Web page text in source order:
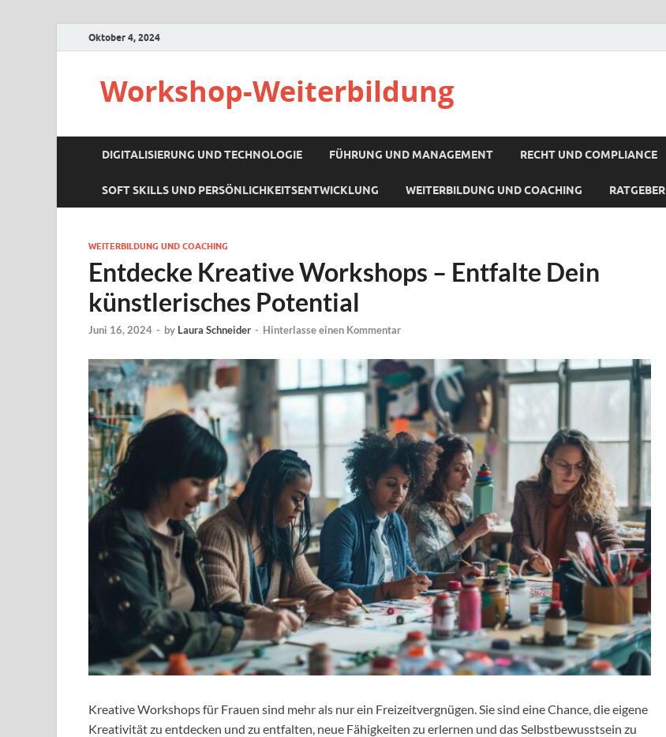
Oktober 4, 2024
Workshop-Weiterbildung
DIGITALISIERUNG UND TECHNOLOGIE FÜHRUNG UND MANAGEMENT RECHT UND COMPLIANCE
SOFT SKILLS UND PERSÖNLICHKEITSENTWICKLUNG WEITERBILDUNG UND COACHING RATGEBER
WEITERBILDUNG UND COACHING
Entdecke Kreative Workshops – Entfalte Dein
künstlerisches Potential
Juni 16, 2024 - by Laura Schneider - Hinterlasse einen Kommentar
Kreative Workshops für Frauen sind mehr als nur ein Freizeitvergnügen. Sie sind eine Chance, die eigene
Kreativität zu entdecken und zu entfalten, neue Fähigkeiten zu erlernen und das Selbstbewusstsein zu